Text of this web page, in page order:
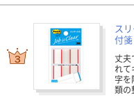
ス
付
丈夫
れて
字を
類